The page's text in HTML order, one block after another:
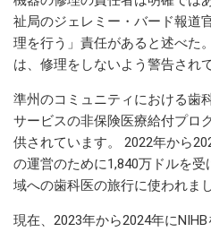
祉局のジェレミー・バード報道
理を行う」責任があると述べた
は、修理をしないよう警告され
準州のコミュニティにおける歯
サービスの非保険医療給付プロ
供されています。 2022年から
の運営のために1,840万ドルを
域への歯科医の旅行に使われまし
現在、2023年から2024年に